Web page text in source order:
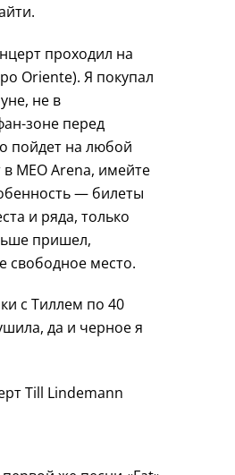
проходил на
Oriente). Я покупал
не в
зоне перед
пойдет на любой
MEO Arena, имейте
— билеты
и ряда, только
пришел,
свободное место.
с Тиллем по 40
да и черное я